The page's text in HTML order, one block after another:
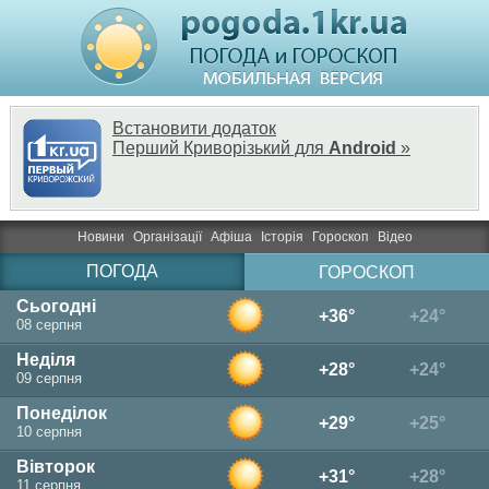
Встановити додаток
Перший Криворізький для Android »
Новини Організації Афіша Історія Гороскоп Відео
ПОГОДА
ГОРОСКОП
Сьогодні
+36° +24°
08 серпня
Неділя
+28° +24°
09 серпня
Понеділок
+29° +25°
10 серпня
Вівторок
+31° +28°
11 серпня